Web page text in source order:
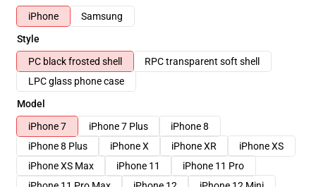
iPhone
Samsung
Style
PC black frosted shell
RPC transparent soft shell
LPC glass phone case
Model
iPhone 7
iPhone 7 Plus
iPhone 8
iPhone 8 Plus
iPhone X iPhone XR
iPhone XS
iPhone XS Max
iPhone 11
iPhone 11 Pro